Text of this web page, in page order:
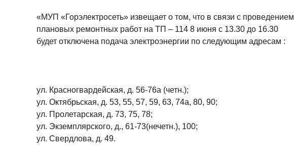
«МУП «Горэлектросеть» извещает о том, что в связи с проведением
плановых ремонтных работ на ТП – 114 8 июня с 13.30 до 16.30
будет отключена подача электроэнергии по следующим адресам :
ул. Красногвардейская, д. 56-76а (четн.);
ул. Октябрьская, д. 53, 55, 57, 59, 63, 74а, 80, 90;
ул. Пролетарская, д. 73, 75, 78;
ул. Экземплярского, д., 61-73(нечетн.), 100;
ул. Свердлова, д. 49.